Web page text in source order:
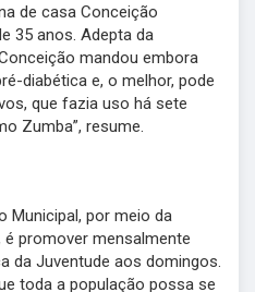
de casa Conceição
35 anos. Adepta da
mandou embora
diabética e, o melhor, pode
que fazia uso há sete
Zumba”, resume.
Municipal, por meio da
é promover mensalmente
da Juventude aos domingos.
toda a população possa se